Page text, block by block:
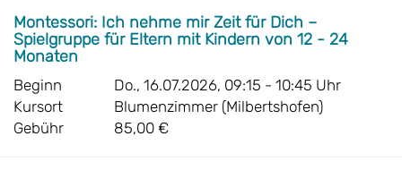
Montessori: Ich nehme mir Zeit für Dich –
Spielgruppe für Eltern mit Kindern von 12 - 24
Monaten
Beginn
Do., 16.07.2026, 09:15 - 10:45 Uhr
Kursort
Blumenzimmer (Milbertshofen)
Gebühr
85,00 €